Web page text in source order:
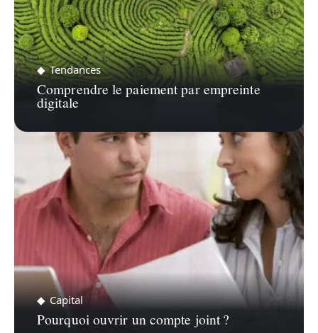
Tendances
Comprendre le paiement par empreinte
digitale
Capital
Pourquoi ouvrir un compte joint ?